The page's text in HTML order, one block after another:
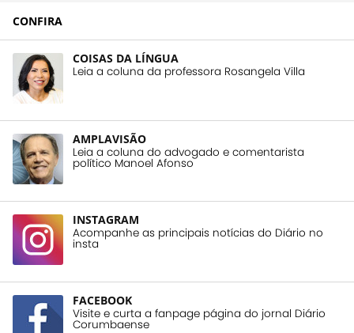
CONFIRA
COISAS DA LÍNGUA
Leia a coluna da professora Rosangela Villa
AMPLAVISÃO
Leia a coluna do advogado e comentarista
político Manoel Afonso
INSTAGRAM
Acompanhe as principais notícias do Diário no
insta
FACEBOOK
Visite e curta a fanpage página do jornal Diário
Corumbaense